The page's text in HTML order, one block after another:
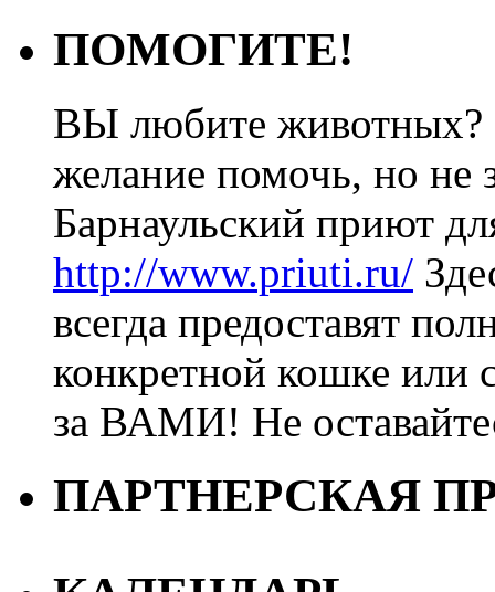
ПОМОГИТЕ!
ВЫ любите животных?
желание помочь, но не
Барнаульский приют
http://www.priuti.ru/
всегда предоставят
конкретной кошке или
за ВАМИ! Не
ПАРТНЕРСКАЯ